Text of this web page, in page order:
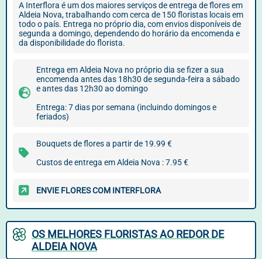
A Interflora é um dos maiores serviços de entrega de flores em
Aldeia Nova, trabalhando com cerca de 150 floristas locais em
todo o país. Entrega no próprio dia, com envios disponíveis de
segunda a domingo, dependendo do horário da encomenda e
da disponibilidade do florista.
Entrega em Aldeia Nova no próprio dia se fizer a sua
encomenda antes das 18h30 de segunda-feira a sábado
e antes das 12h30 ao domingo
Entrega: 7 dias por semana (incluindo domingos e
feriados)
Bouquets de flores a partir de 19.99 €
Custos de entrega em Aldeia Nova : 7.95 €
ENVIE FLORES COM INTERFLORA
OS MELHORES FLORISTAS AO REDOR DE
ALDEIA NOVA